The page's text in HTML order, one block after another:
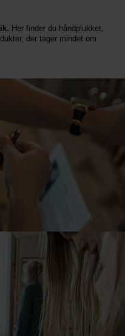
Her finder du håndplukket,
der tager mindet om